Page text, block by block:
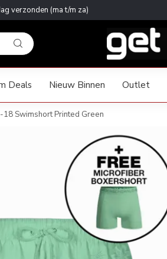
verzonden (ma t/m za)
Deals Nieuw Binnen Outlet
Swimshort Printed Green